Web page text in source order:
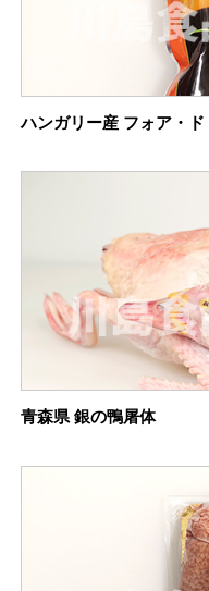
ハンガリー産 フォア・
青森県 銀の鴨屠体